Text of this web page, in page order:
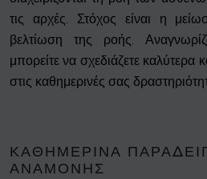
τις αρχές. Στόχος είναι η
βελτίωση της ροής.
μπορείτε να σχεδιάζετε καλύτερα
στις καθημερινές σας
ΚΑΘΗΜΕΡΙΝΆ
ΑΝΑΜΟΝΉΣ